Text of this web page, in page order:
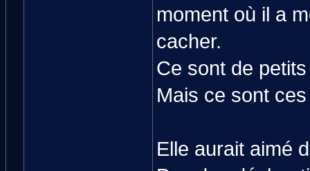
moment où il a
cacher.
Ce sont de
Mais ce sont
Elle aurait aimé